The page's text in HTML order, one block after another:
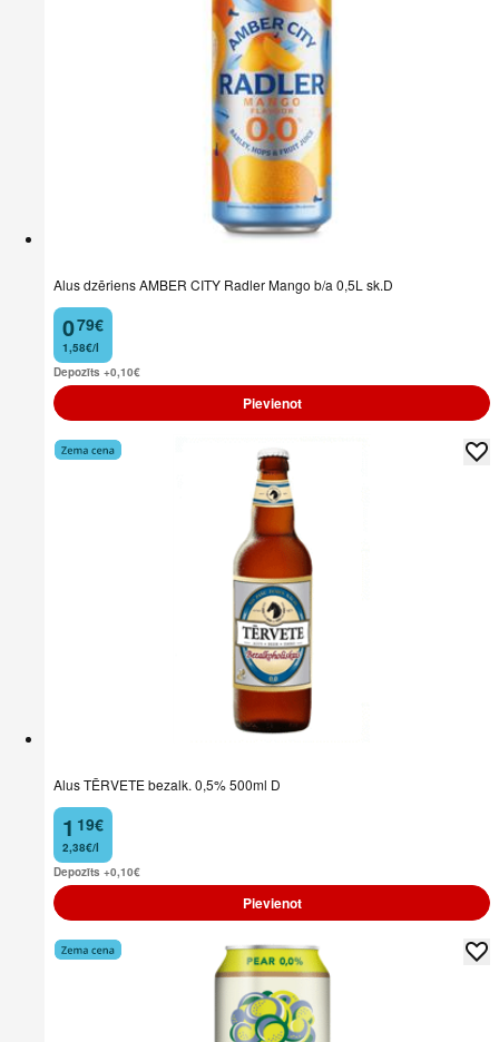
Alus dzēriens AMBER CITY Radler Mango b/a 0,5L sk.D
0
. 79€
1,58€/l
Depozīts +0,10€
Pievienot
Alus TĒRVETE bezalk. 0,5% 500ml D
1
. 19€
2,38€/l
Depozīts +0,10€
Pievienot